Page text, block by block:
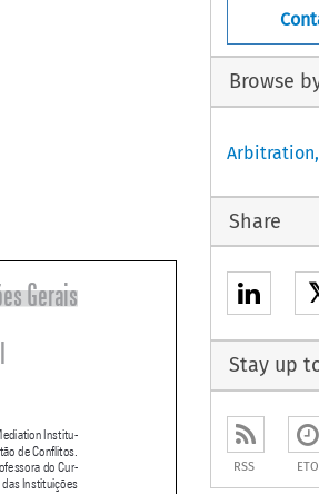






Browse
Share
Stay up
RSS